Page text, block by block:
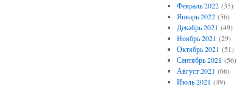
Февраль 2022(35)
Январь 2022(56)
Декабрь 2021 (49)
Ноябрь 2021 (29)
Октябрь 2021 (51)
Сентябрь 2021 (56)
Август 2021 (66)
Июль 2021 (49)